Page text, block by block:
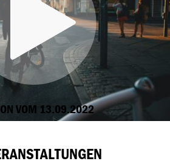
VOM 13.09.2022